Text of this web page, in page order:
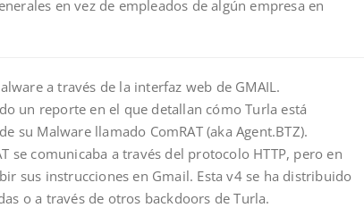
en vez de empleados de algún empresa en
a través de la interfaz web de GMAIL.
un reporte en el que detallan cómo Turla está
su Malware llamado ComRAT (aka Agent.BTZ).
se comunicaba a través del protocolo HTTP, pero en
sus instrucciones en Gmail. Esta v4 se ha distribuido
o a través de otros backdoors de Turla.